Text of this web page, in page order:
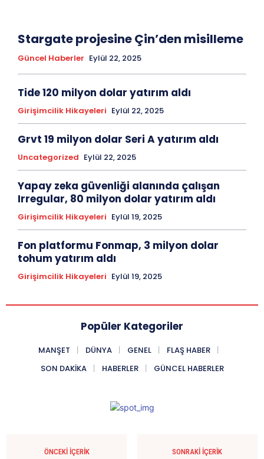
Stargate projesine Çin’den misilleme
Güncel Haberler Eylül 22, 2025
Tide 120 milyon dolar yatırım aldı
Girişimcilik Hikayeleri Eylül 22, 2025
Grvt 19 milyon dolar Seri A yatırım aldı
Uncategorized Eylül 22, 2025
Yapay zeka güvenliği alanında çalışan
Irregular, 80 milyon dolar yatırım aldı
Girişimcilik Hikayeleri Eylül 19, 2025
Fon platformu Fonmap, 3 milyon dolar
tohum yatırım aldı
Girişimcilik Hikayeleri Eylül 19, 2025
Popüler Kategoriler
MANŞET DÜNYA GENEL
FLAŞ HABER
SON DAKIKA
HABERLER GÜNCEL HABERLER
ÖNCEKI İÇERIK SONRAKI İÇERIK